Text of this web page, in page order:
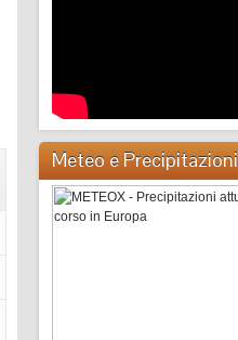
Meteo e Precipitazioni